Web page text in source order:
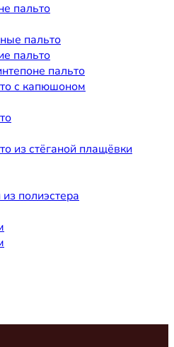
пальто
пальто
пальто
пальто
с капюшоном
из стёганой плащёвки
полиэстера